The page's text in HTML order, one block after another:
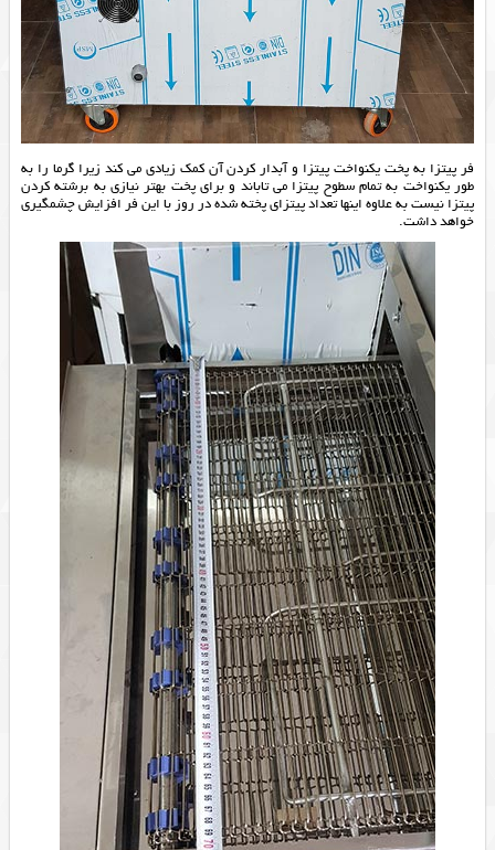
فر پیتزا به پخت یکنواخت پیتزا و آبدار کردن آن کمک زیادی می کند زیرا گرما را به
طور یکنواخت به تمام سطوح پیتزا می تاباند و برای پخت بهتر نیازی به برشته کردن
پیتزا نیست به علاوه اینها تعداد پیتزای پخته شده در روز با این فر افزایش چشمگیری
خواهد داشت.